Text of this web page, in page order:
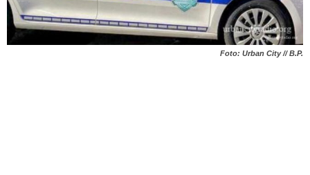
Foto: Urban City // B.P.